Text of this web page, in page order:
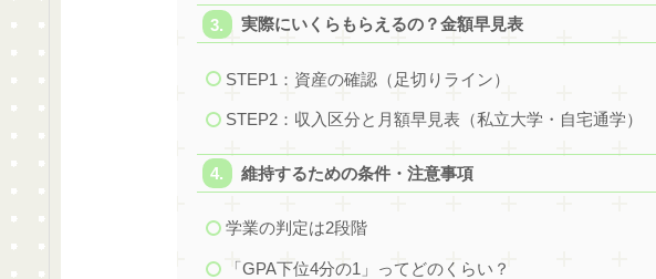
実際にいくらもらえるの？金額早見表
STEP1：資産の確認（足切りライン）
STEP2：収入区分と月額早見表（私立大学・自宅通学）
維持するための条件・注意事項
学業の判定は2段階
「GPA下位4分の1」ってどのくらい？